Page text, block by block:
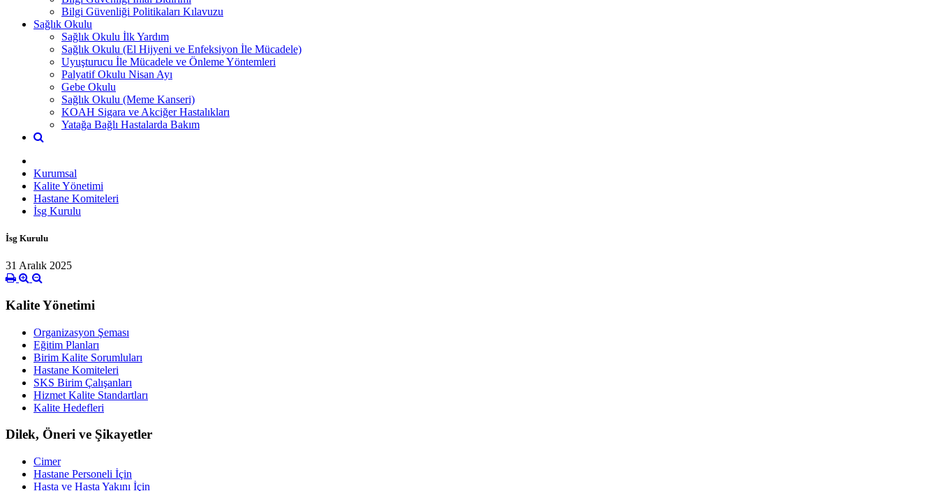
Bilgi Güvenliği Politikaları Kılavuzu
Sağlık Okulu
Sağlık Okulu İlk Yardım
Sağlık Okulu (El Hijyeni ve Enfeksiyon İle Mücadele)
Uyuşturucu İle Mücadele ve Önleme Yöntemleri
Palyatif Okulu Nisan Ayı
Gebe Okulu
Sağlık Okulu (Meme Kanseri)
KOAH Sigara ve Akciğer Hastalıkları
Yatağa Bağlı Hastalarda Bakım
Kurumsal
Kalite Yönetimi
Hastane Komiteleri
İsg Kurulu
İsg Kurulu
31 Aralık 2025
Kalite Yönetimi
Organizasyon Şeması
Eğitim Planları
Birim Kalite Sorumluları
Hastane Komiteleri
SKS Birim Çalışanları
Hizmet Kalite Standartları
Kalite Hedefleri
Dilek, Öneri ve Şikayetler
Cimer
Hastane Personeli İçin
Hasta ve Hasta Yakını İçin